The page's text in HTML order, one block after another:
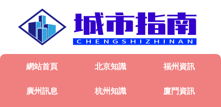
網站首頁 北京知識 福州資訊
廣州訊息 杭州知識 廈門資訊